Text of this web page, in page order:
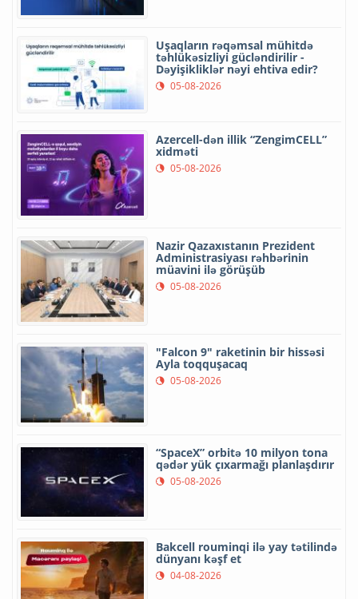
Uşaqların rəqəmsal mühitdə
təhlükəsizliyi gücləndirilir -
Dəyişikliklər nəyi ehtiva edir?
05-08-2026
Azercell-dən illik “ZengimCELL”
xidməti
05-08-2026
Nazir Qazaxıstanın Prezident
Administrasiyası rəhbərinin
müavini ilə görüşüb
05-08-2026
"Falcon 9" raketinin bir hissəsi
Ayla toqquşacaq
05-08-2026
“SpaceX” orbitə 10 milyon tona
qədər yük çıxarmağı planlaşdırır
05-08-2026
Bakcell rouminqi ilə yay tətilində
dünyanı kəşf et
04-08-2026